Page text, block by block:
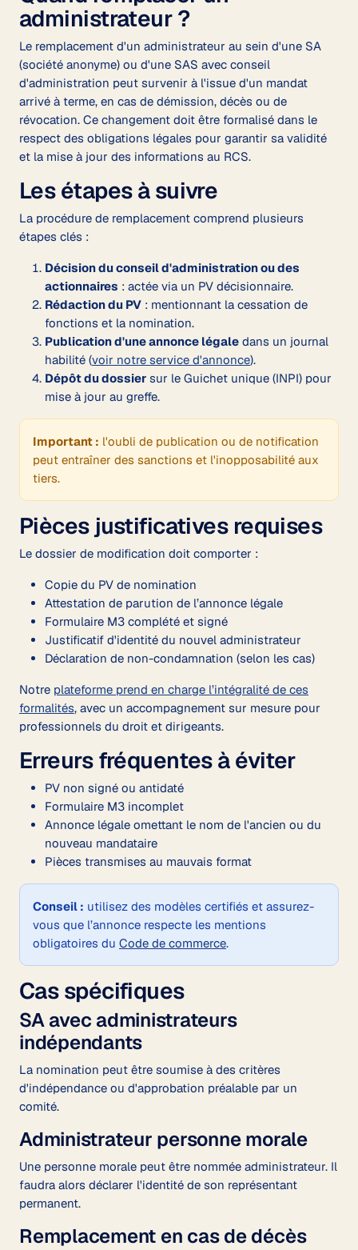
administrateur ?
Le remplacement d'un administrateur au sein d'une SA
(société anonyme) ou d'une SAS avec conseil
d'administration peut survenir à l'issue d'un mandat
arrivé à terme, en cas de démission, décès ou de
révocation. Ce changement doit être formalisé dans le
respect des obligations légales pour garantir sa validité
et la mise à jour des informations au RCS.
Les étapes à suivre
La procédure de remplacement comprend plusieurs
étapes clés :
Décision du conseil d'administration ou des
actionnaires : actée via un PV décisionnaire.
Rédaction du PV : mentionnant la cessation de
fonctions et la nomination.
Publication d'une annonce légale dans un journal
habilité (voir notre service d'annonce).
Dépôt du dossier sur le Guichet unique (INPI) pour
mise à jour au greffe.
Important : l'oubli de publication ou de notification
peut entraîner des sanctions et l'inopposabilité aux
tiers.
Pièces justificatives requises
Le dossier de modification doit comporter :
Copie du PV de nomination
Attestation de parution de l’annonce légale
Formulaire M3 complété et signé
Justificatif d'identité du nouvel administrateur
Déclaration de non-condamnation (selon les cas)
Notre plateforme prend en charge l’intégralité de ces
formalités, avec un accompagnement sur mesure pour
professionnels du droit et dirigeants.
Erreurs fréquentes à éviter
PV non signé ou antidaté
Formulaire M3 incomplet
Annonce légale omettant le nom de l'ancien ou du
nouveau mandataire
Pièces transmises au mauvais format
Conseil : utilisez des modèles certifiés et assurez-
vous que l’annonce respecte les mentions
obligatoires du Code de commerce.
Cas spécifiques
SA avec administrateurs
indépendants
La nomination peut être soumise à des critères
d'indépendance ou d'approbation préalable par un
comité.
Administrateur personne morale
Une personne morale peut être nommée administrateur. Il
faudra alors déclarer l'identité de son représentant
permanent.
Remplacement en cas de décès